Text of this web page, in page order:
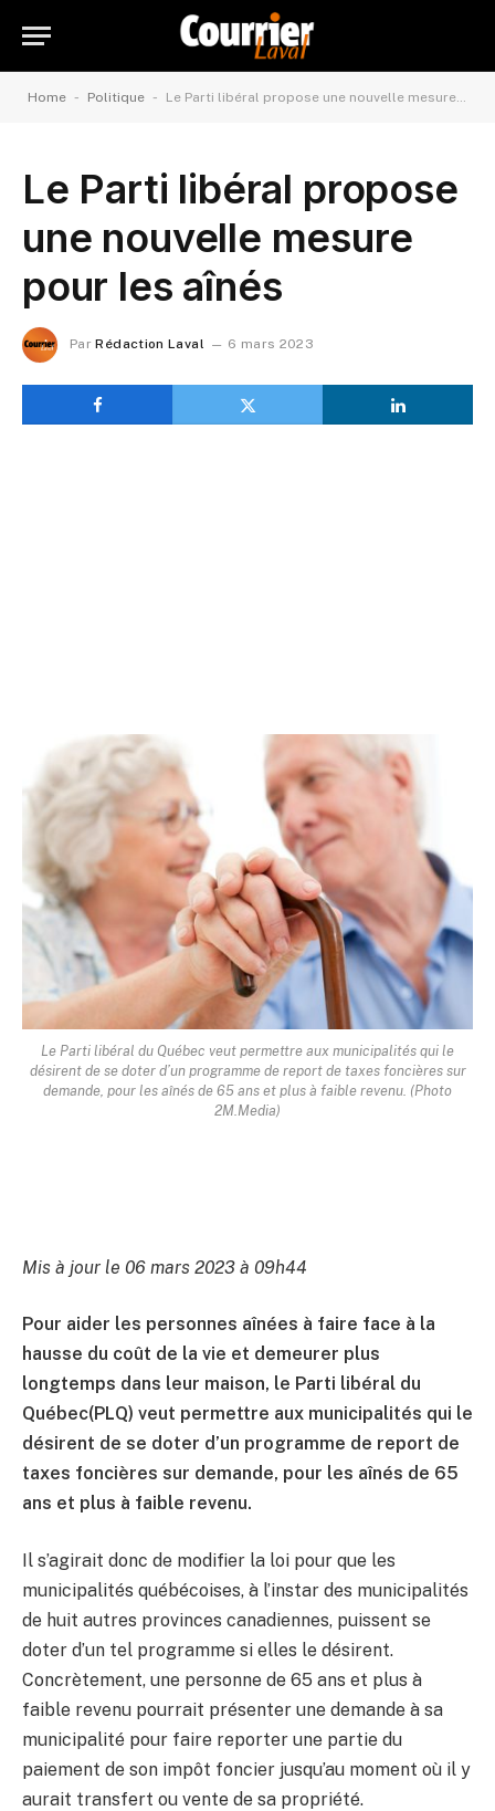
Home - Politique - Le Parti libéral propose une nouvelle mesure pour les aînés
Le Parti libéral propose
une nouvelle mesure
pour les aînés
Par Rédaction Laval 6 mars 2023
Le Parti libéral du Québec veut permettre aux municipalités qui le
désirent de se doter d’un programme de report de taxes foncières sur
demande, pour les aînés de 65 ans et plus à faible revenu. (Photo
2M.Media)
Mis à jour le 06 mars 2023 à 09h44
Pour aider les personnes aînées à faire face à la
hausse du coût de la vie et demeurer plus
longtemps dans leur maison, le Parti libéral du
Québec(PLQ) veut permettre aux municipalités qui le
désirent de se doter d’un programme de report de
taxes foncières sur demande, pour les aînés de 65
ans et plus à faible revenu.
Il s’agirait donc de modifier la loi pour que les
municipalités québécoises, à l’instar des municipalités
de huit autres provinces canadiennes, puissent se
doter d’un tel programme si elles le désirent.
Concrètement, une personne de 65 ans et plus à
faible revenu pourrait présenter une demande à sa
municipalité pour faire reporter une partie du
paiement de son impôt foncier jusqu’au moment où il y
aurait transfert ou vente de sa propriété.